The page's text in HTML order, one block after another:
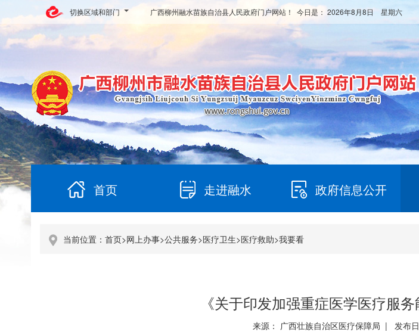
切换区域和部门 广西柳州融水苗族自治县人民政府门户网站！ 今日是： 2026年8月8日 星期六
首页 走进融水 政府信息公开
当前位置： 首页>网上办事>公共服务>医疗卫生>医疗救助>我要看
《关于印发加强重症医学医疗服
来源： 广西壮族自治区医疗保障局 | 发布